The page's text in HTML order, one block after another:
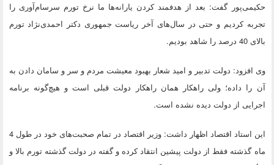
حکیمی‌پور گفت: بعد از هدفمند کردن یارانه‌ها ما نرخ تورم سرسام‌آوری را
تجربه کردیم و حتی در سال‌های آخر ریاست جمهوری دکتر احمدی‌نژاد تورم
بالای 40 درصد را شاهد بودیم.
وی افزود: دولت تدبیر و امید شعار بهبود معیشت مردم و سر و سامان دادن به
آن را داده؛ ولی راهکار همان راهکار دولت قبلی است و هیچ‌گونه برنامه
اجرایی از دولت دیده نشده است.
این استاد اقتصاد اظهار داشت: وزیر اقتصاد در تمام صحبت‌های خود در طول 4
ماه گذشته فقط از دولت پیشین انتقاد کرده و گفته در دولت گذشته تورم بالا و